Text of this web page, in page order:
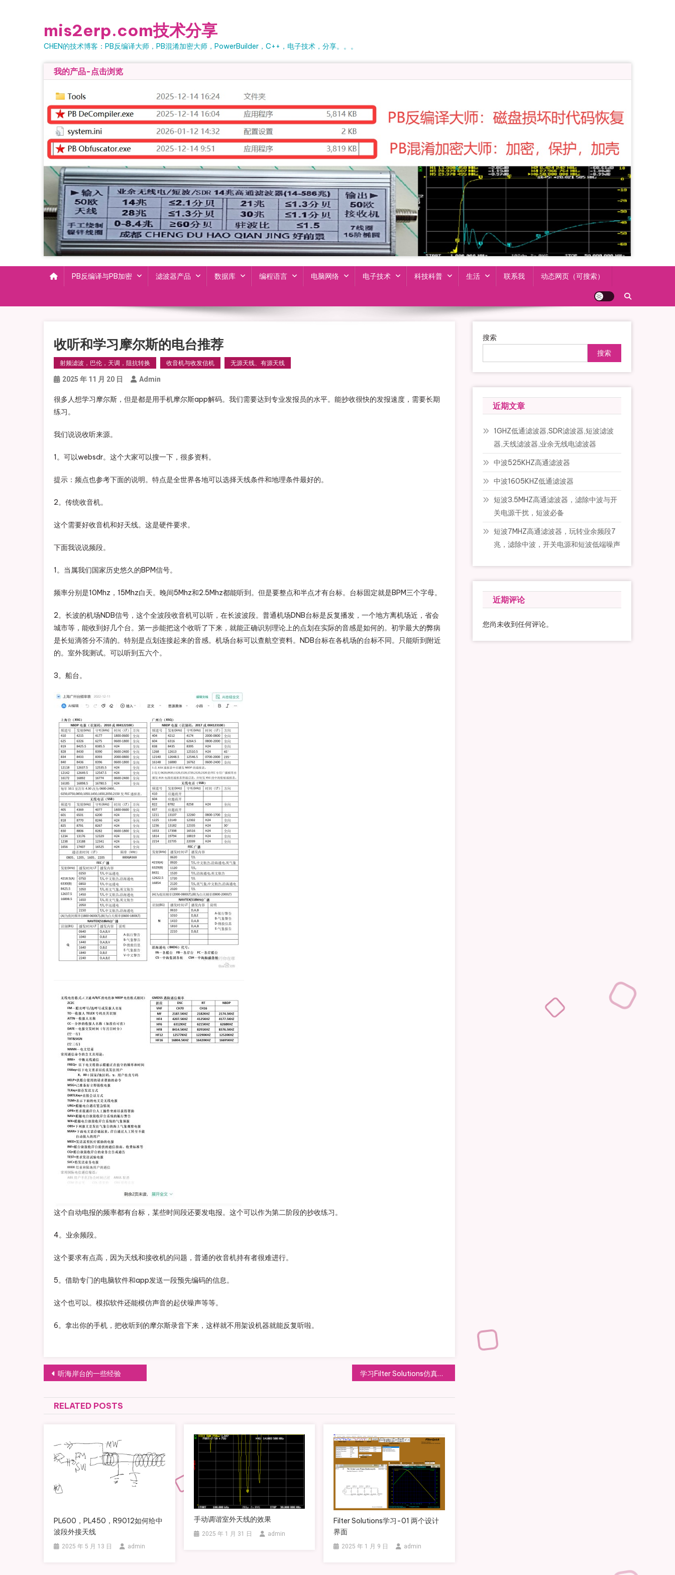
mis2erp.com技术分享
CHEN的技术博客：PB反编译大师，PB混淆加密大师，PowerBuilder，C++，电子技术，分享。。。
我的产品-点击浏览
PB反编译与PB加密 滤波器产品 数据库 编程语言 电脑网络 电子技术 科技科普 生活 联系我 动态网页（可搜索）
收听和学习摩尔斯的电台推荐
射频滤波，巴伦，天调，阻抗转换 收音机与收发信机 无源天线、有源天线
2025 年 11 月 20 日 Admin
很多人想学习摩尔斯，但是都是用手机摩尔斯app解码。我们需要达到专业发报员的水平。能抄收很快的发报速度，需要长期
练习。
我们说说收听来源。
1。可以websdr。这个大家可以搜一下，很多资料。
提示：频点也参考下面的说明。特点是全世界各地可以选择天线条件和地理条件最好的。
2。传统收音机。
这个需要好收音机和好天线。这是硬件要求。
下面我说说频段。
1。当属我们国家历史悠久的BPM信号。
频率分别是10Mhz，15Mhz白天。晚间5Mhz和2.5Mhz都能听到。但是要整点和半点才有台标。台标固定就是BPM三个字母。
2。长波的机场NDB信号，这个全波段收音机可以听，在长波波段。普通机场DNB台标是反复播发，一个地方离机场近，省会
城市等，能收到好几个台。第一步能把这个收听了下来，就能正确识别理论上的点划在实际的音感是如何的。初学最大的弊病
是长短滴答分不清的。特别是点划连接起来的音感。机场台标可以查航空资料。NDB台标在各机场的台标不同。只能听到附近
的。室外我测试。可以听到五六个。
3。船台。
这个自动电报的频率都有台标，某些时间段还要发电报。这个可以作为第二阶段的抄收练习。
4。业余频段。
这个要求有点高，因为天线和接收机的问题，普通的收音机持有者很难进行。
5。借助专门的电脑软件和app发送一段预先编码的信息。
这个也可以。模拟软件还能模仿声音的起伏噪声等等。
6。拿出你的手机，把收听到的摩尔斯录音下来，这样就不用架设机器就能反复听啦。
文
章
导
听海岸台的一些经验 学习Filter Solutions仿真分布式微带滤波器
RELATED POSTS
PL600，PL450，R9012如何给中
波段外接天线
2025 年 5 月 13 日 admin
手动调谐室外天线的效果
2025 年 1 月 31 日 admin
Filter Solutions学习-01 两个设计
界面
2025 年 1 月 9 日 admin
搜索
搜索
近期文章
1GHZ低通滤波器,SDR滤波器,短波滤波
器,天线滤波器,业余无线电滤波器
中波525KHZ高通滤波器
中波1605KHZ低通滤波器
短波3.5MHZ高通滤波器，滤除中波与开
关电源干扰，短波必备
短波7MHZ高通滤波器，玩转业余频段7
兆，滤除中波，开关电源和短波低端噪声
近期评论
您尚未收到任何评论。